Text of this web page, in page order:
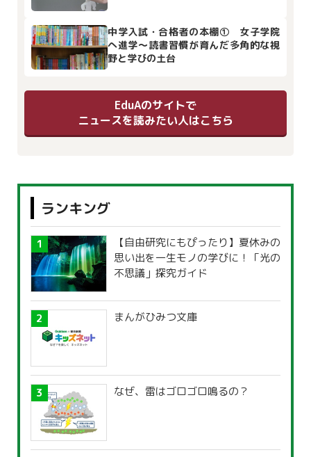
中学入試・合格者の本棚① 女子学院
へ進学～読書習慣が育んだ多角的な視
野と学びの土台
EduAのサイトで
ニュースを読みたい人はこちら
ランキング
【自由研究にもぴったり】夏休みの
思い出を一生モノの学びに！「光の
不思議」探究ガイド
まんがひみつ文庫
なぜ、雷はゴロゴロ鳴るの？